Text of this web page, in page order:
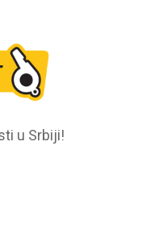
u Srbiji!